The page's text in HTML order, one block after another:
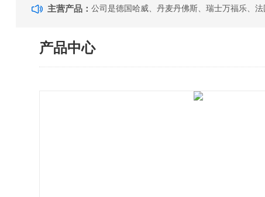
主营产品：
产品中心